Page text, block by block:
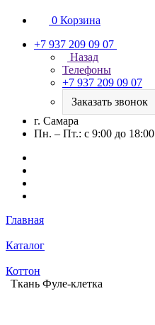
0 Корзина
+7 937 209 09 07
Назад
Телефоны
+7 937 209 09 07
Заказать звонок
г. Самара
Пн. – Пт.: с 9:00 до 18:00
Главная
Каталог
Коттон
Ткань Фуле-клетка